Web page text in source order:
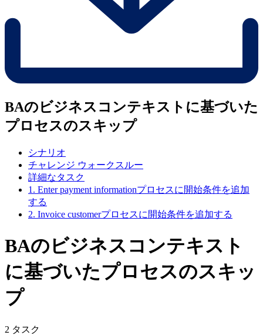
BAのビジネスコンテキストに基づいた
プロセスのスキップ
シナリオ
チャレンジ ウォークスルー
詳細なタスク
1. Enter payment informationプロセスに開始条件を追加
する
2. Invoice customerプロセスに開始条件を追加する
BAのビジネスコンテキスト
に基づいたプロセスのスキッ
プ
2 タスク